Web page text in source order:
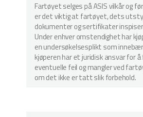
Fartøyet selges på ASIS vilkår og
er det viktig at fartøyet, dets
dokumenter og sertifikater
Under enhver omstendighet har
en undersøkelsesplikt som
kjøperen har et juridisk ansvar for å
eventuelle feil og mangler ved
om det ikke er tatt slik forbehold.